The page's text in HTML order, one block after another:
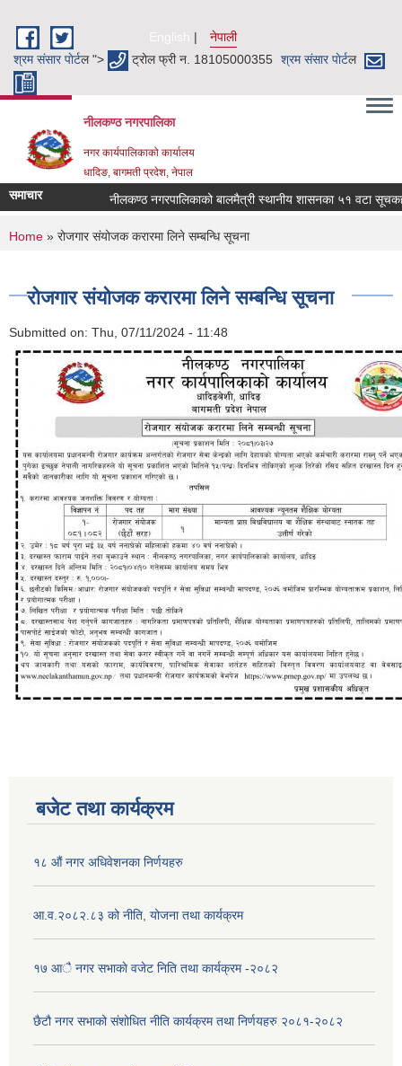
English
नेपाली
श्रम संसार पाेर्टल "> ट्रोल फ्री न. 18105000355 श्रम संसार पाेर्टल
नीलकण्ठ नगरपालिका
नगर कार्यपालिकाको कार्यालय
धादिङ, बागमती प्रदेश, नेपाल
समाचार नीलकण्ठ नगरपालिकाको बालमैत्री स्थानीय शासनका ५१ वटा सूचकहरु
You are here
Home » रोजगार संयोजक करारमा लिने सम्बन्धि सूचना
रोजगार संयोजक करारमा लिने सम्बन्धि सूचना
Submitted on: Thu, 07/11/2024 - 11:48
बजेट तथा कार्यक्रम
१८ औं नगर अधिवेशनका निर्णयहरु
आ.व.२०८२.८३ को नीति, योजना तथा कार्यक्रम
१७ आै नगर सभाकाे वजेट निति तथा कार्यक्रम -२०८२
छैटौ नगर सभाको संशोधित नीति कार्यक्रम तथा निर्णयहरु २०८१-२०८२